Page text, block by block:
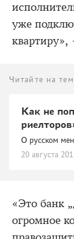
уже
квартиру»,
Читайте на
Как не
О русском
20 августа
«Это банк
огромное